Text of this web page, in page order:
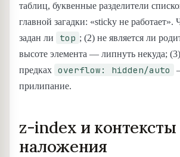
таблиц, буквенные разделители
главной загадки: «sticky не работает».
задан ли
top ; (2) не является ли
высоте элемента — липнуть некуда;
предках overflow: hidden/auto
прилипание.
z-index и контексты
наложения